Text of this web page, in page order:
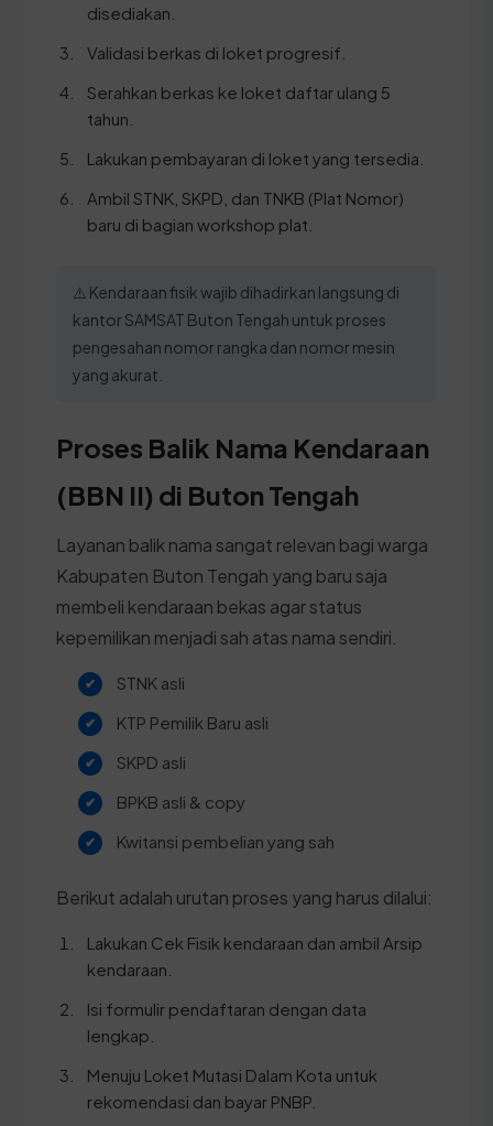
disediakan.
Validasi berkas di loket progresif.
Serahkan berkas ke loket daftar ulang 5
tahun.
Lakukan pembayaran di loket yang tersedia.
Ambil STNK, SKPD, dan TNKB (Plat Nomor)
baru di bagian workshop plat.
⚠️ Kendaraan fisik wajib dihadirkan langsung di
kantor SAMSAT Buton Tengah untuk proses
pengesahan nomor rangka dan nomor mesin
yang akurat.
Proses Balik Nama Kendaraan
(BBN II) di Buton Tengah
Layanan balik nama sangat relevan bagi warga
Kabupaten Buton Tengah yang baru saja
membeli kendaraan bekas agar status
kepemilikan menjadi sah atas nama sendiri.
STNK asli
KTP Pemilik Baru asli
SKPD asli
BPKB asli & copy
Kwitansi pembelian yang sah
Berikut adalah urutan proses yang harus dilalui:
Lakukan Cek Fisik kendaraan dan ambil Arsip
kendaraan.
Isi formulir pendaftaran dengan data
lengkap.
Menuju Loket Mutasi Dalam Kota untuk
rekomendasi dan bayar PNBP.